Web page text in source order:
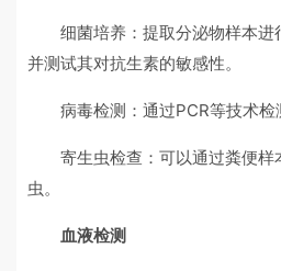
细菌培养：提取分泌物样本
并测试其对抗生素的敏感性。
病毒检测：通过PCR等技术检
寄生虫检查：可以通过粪便
虫。
血液检测